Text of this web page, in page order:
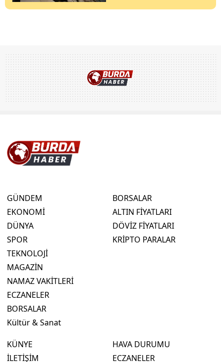
GÜNDEM
EKONOMİ
DÜNYA
SPOR
TEKNOLOJİ
MAGAZİN
NAMAZ VAKİTLERİ
ECZANELER
BORSALAR
Kültür & Sanat
BORSALAR
ALTIN FİYATLARI
DÖVİZ FİYATLARI
KRİPTO PARALAR
KÜNYE
İLETİŞİM
HAVA DURUMU
ECZANELER